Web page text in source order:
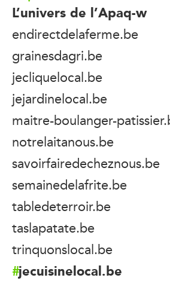
L’univers de l’Apaq-w
endirectdelaferme.be
grainesdagri.be
jecliquelocal.be
jejardinelocal.be
maitre-boulanger-
notrelaitanous.be
savoirfairedecheznous.be
semainedelafrite.be
tabledeterroir.be
taslapatate.be
trinquonslocal.be
jecuisinelocal.be